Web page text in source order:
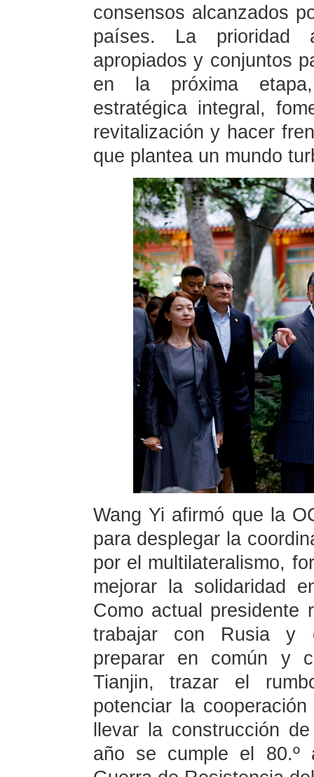
consensos alcanzados
países. La prioridad
apropiados y conjuntos
en la próxima
estratégica integral,
revitalización y hacer
que plantea un mundo
Wang Yi afirmó que la
para desplegar la
por el multilateralismo,
mejorar la solidaridad
Como actual presidente
trabajar con Rusia y
preparar en común y
Tianjin, trazar el
potenciar la
llevar la construcción
año se cumple el 80.º